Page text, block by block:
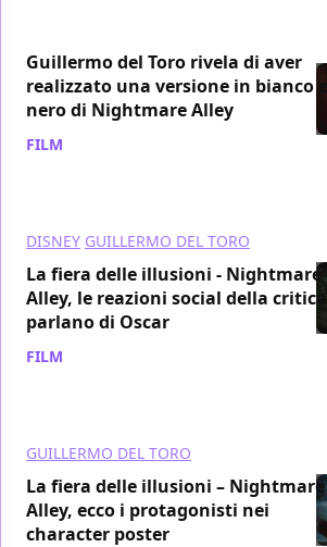
Guillermo del Toro rivela di aver
realizzato una versione in bianco e
nero di Nightmare Alley
FILM
DISNEY GUILLERMO DEL TORO
La fiera delle illusioni - Nightmare
Alley, le reazioni social della critica
parlano di Oscar
FILM
GUILLERMO DEL TORO
La fiera delle illusioni – Nightmare
Alley, ecco i protagonisti nei
character poster